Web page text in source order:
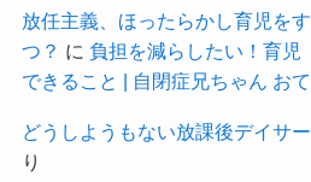
放任主義、ほったらかし育児を
つ？ に 負担を減らしたい！育児
できること | 自閉症兄ちゃん お
どうしようもない放課後デイサ
り